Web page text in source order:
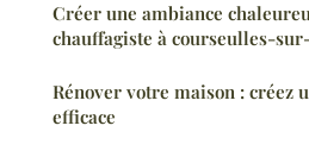
Créer une ambiance
chauffagiste à courseulles-
Rénover votre maison : créez
efficace